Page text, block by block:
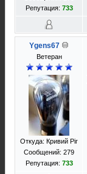
Репутация: 733
Ygens67
Ветеран
Откуда: Кривий Ріг
Сообщений: 279
Репутация: 733